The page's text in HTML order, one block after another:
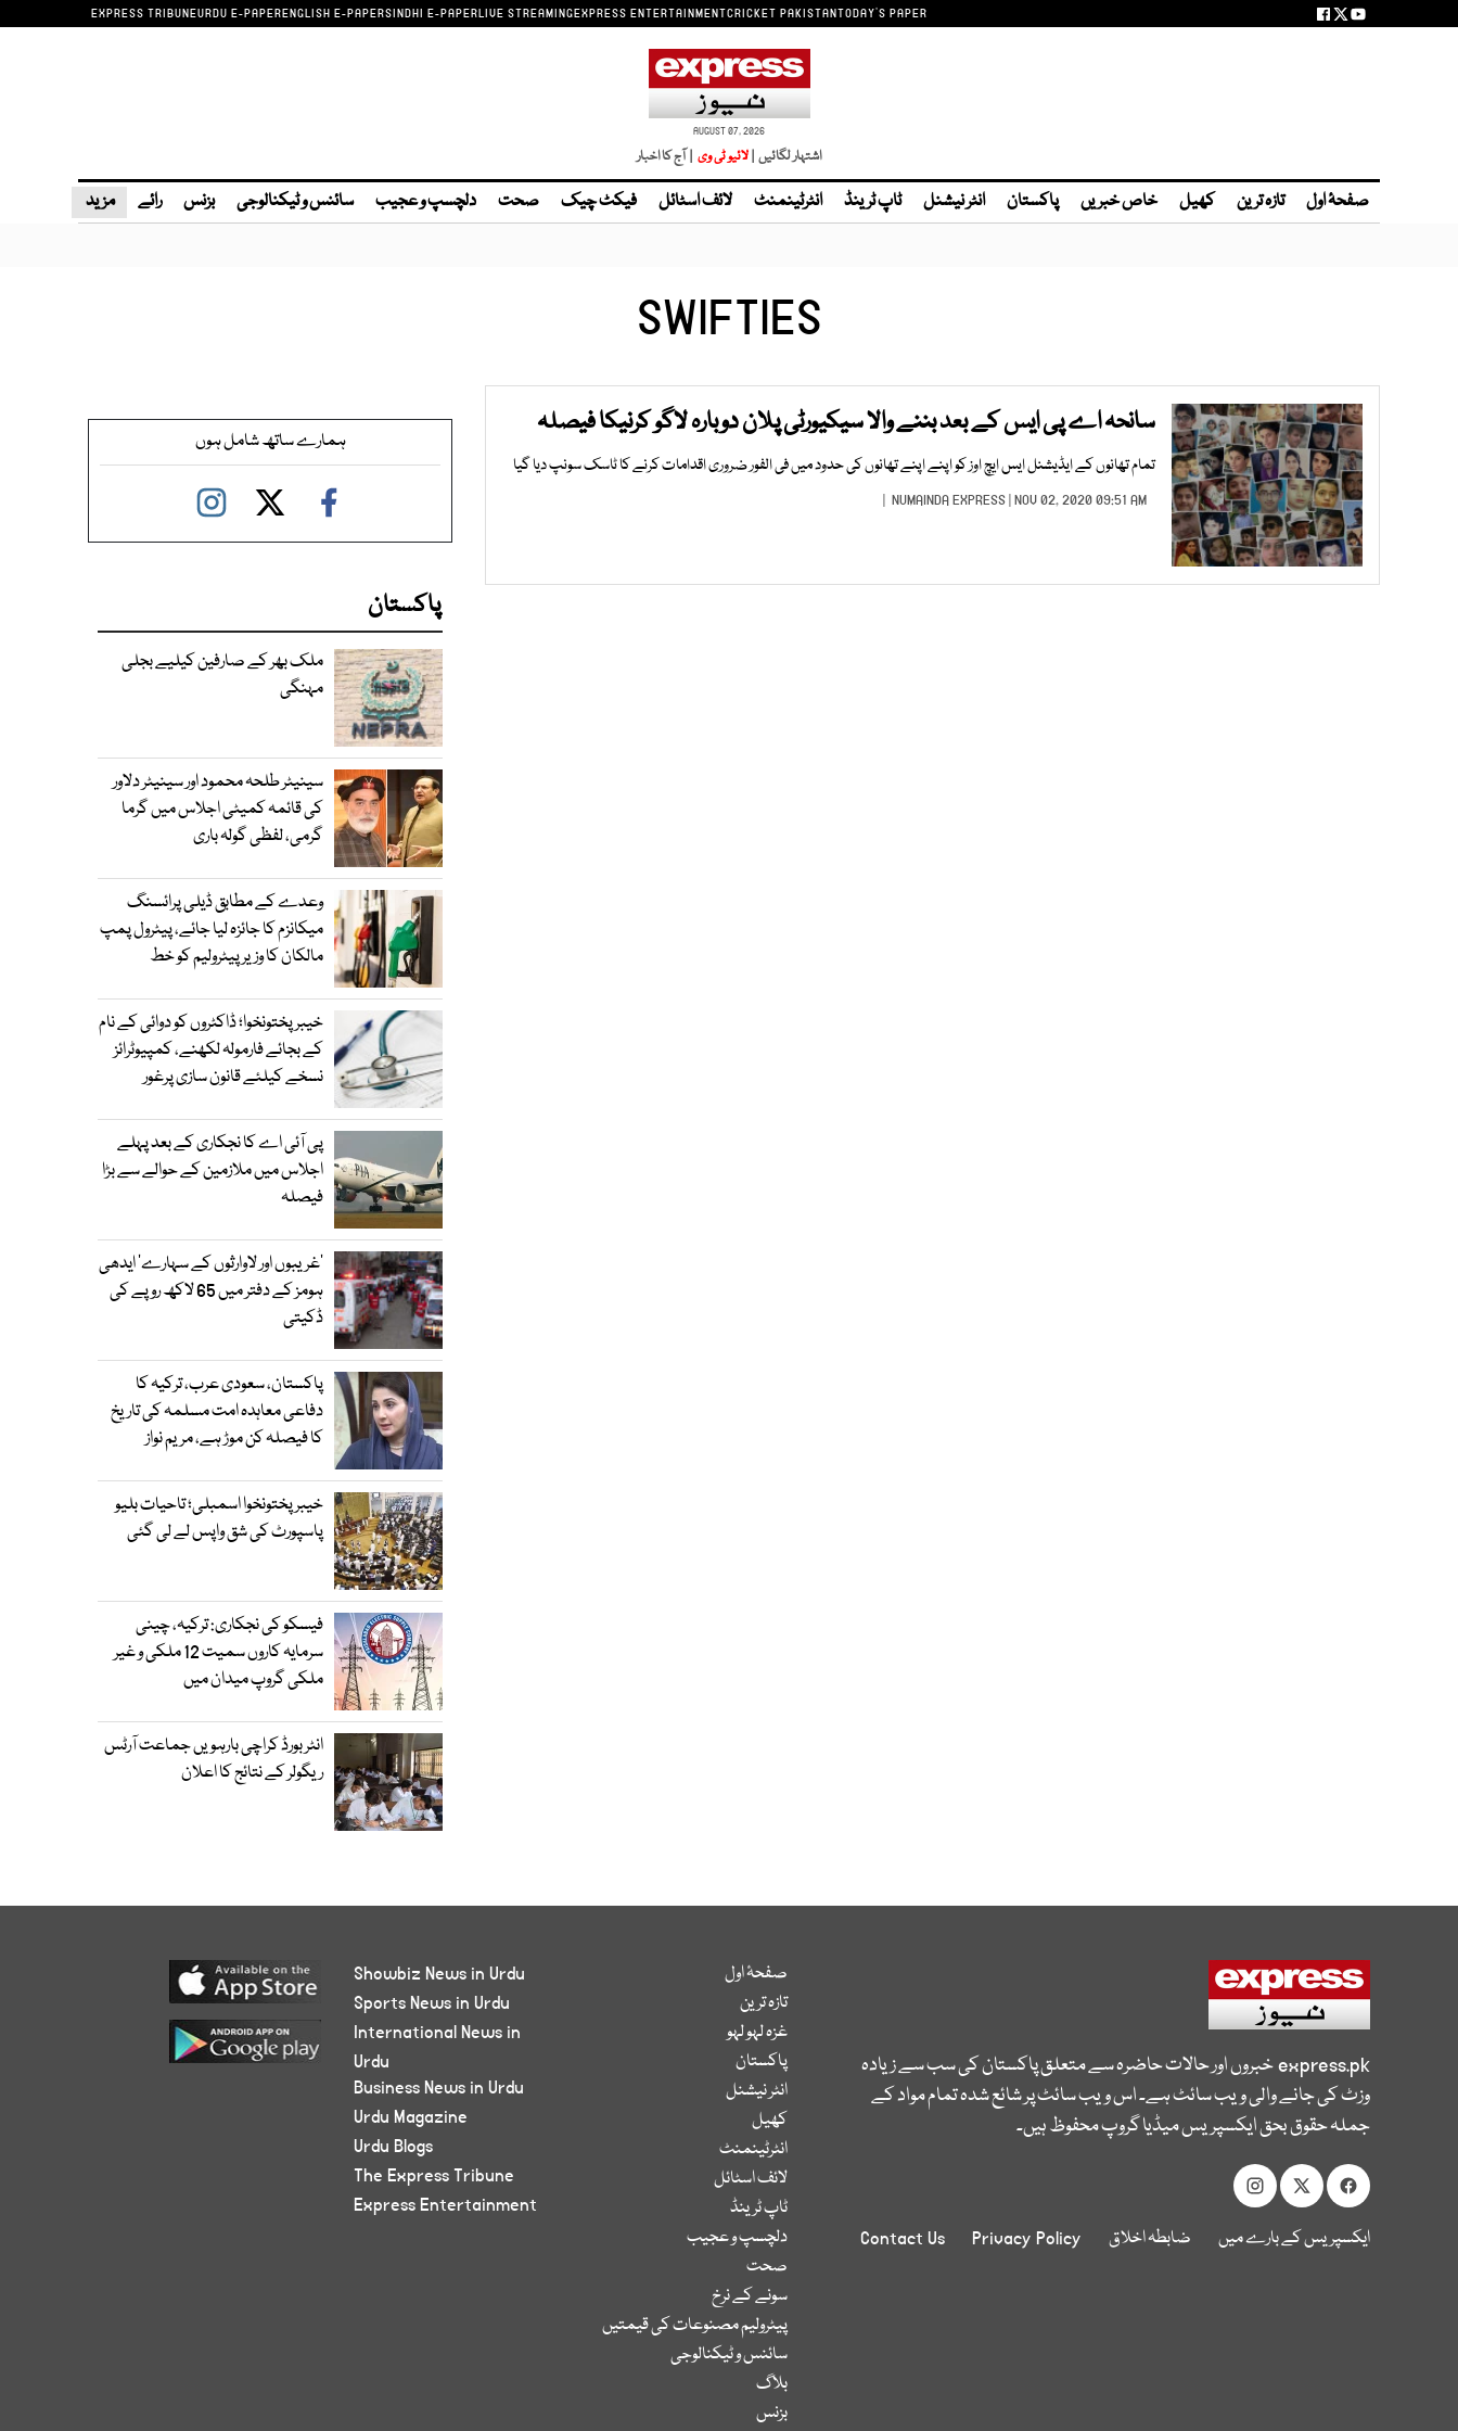
EXPRESS TRIBUNEURDU E-PAPERENGLISH E-PAPERSINDHI E-PAPERLIVE STREAMINGEXPRESS ENTERTAINMENTCRICKET PAKISTANTODAY'S PAPER
AUGUST 07, 2026
اشتہار لگائیں | | آج کا اخبار
صفحۂ اول تازہ ترین کھیل خاص خبریں پاکستان انٹر نیشنل ٹاپ ٹرینڈ انٹرٹینمنٹ لائف اسٹائل فیکٹ چیک صحت دلچسپ و عجیب سائنس و ٹیکنالوجی بزنس رائے مزید
SWIFTIES
سانحہ اے پی ایس کے بعد بننے والا سیکیورٹی پلان دوبارہ لاگو کرنیکا فیصلہ
تمام تھانوں کے ایڈیشنل ایس ایچ اوز کو اپنے اپنے تھانوں کی حدود میں فی الفور ضروری اقدامات کرنے کا ٹاسک سونپ دیا گیا
NUMAINDA EXPRESS| NOV 02, 2020 09:51 AM |
ہمارے ساتھ شامل ہوں
پاکستان
ملک بھر کے صارفین کیلیے بجلی
مہنگی
سینیٹر طلحہ محمود اور سینیٹر دلاور
کی قائمہ کمیٹی اجلاس میں گرما
گرمی، لفظی گولہ باری
وعدے کے مطابق ڈیلی پرائسنگ
میکانزم کا جائزہ لیا جائے، پیٹرول پمپ
مالکان کا وزیرپیٹرولیم کو خط
خیبرپختونخوا؛ ڈاکٹروں کو دوائی کے نام
کے بجائے فارمولہ لکھنے، کمپیوٹرائز
نسخے کیلئے قانون سازی پرغور
پی آئی اے کا نجکاری کے بعد پہلے
اجلاس میں ملازمین کے حوالے سے بڑا
فیصلہ
’غریبوں اور لاوارثوں کے سہارے‘ ایدھی
ہومز کے دفتر میں 65 لاکھ روپے کی
ڈکیتی
پاکستان، سعودی عرب، ترکیہ کا
دفاعی معاہدہ امت مسلمہ کی تاریخ
کا فیصلہ کن موڑ ہے، مریم نواز
خیبرپختونخوا اسمبلی؛ تاحیات بلیو
پاسپورٹ کی شق واپس لے لی گئی
فیسکو کی نجکاری: ترکیہ، چینی
سرمایہ کاروں سمیت 12 ملکی و غیر
ملکی گروپ میدان میں
انٹر بورڈ کراچی بارہویں جماعت آرٹس
ریگولر کے نتائج کا اعلان
express.pkخبروں اور حالات حاضرہ سے متعلق پاکستان کی سب سے زیادہ
وزٹ کی جانے والی ویب سائٹ ہے۔ اس ویب سائٹ پر شائع شدہ تمام مواد کے
جملہ حقوق بحق ایکسپریس میڈیا گروپ محفوظ ہیں۔
ایکسپریس کے بارے میں ضابطہ اخلاق Privacy Policy
Contact Us
صفحۂ اول
تازہ ترین
غزہ لہو لہو
پاکستان
انٹر نیشنل
کھیل
انٹرٹینمنٹ
لائف اسٹائل
ٹاپ ٹرینڈ
دلچسپ و عجیب
صحت
سونے کے نرخ
پیٹرولیم مصنوعات کی قیمتیں
سائنس و ٹیکنالوجی
بلاگ
بزنس
Showbiz News in Urdu
Sports News in Urdu
International News in
Urdu
Business News in Urdu
Urdu Magazine
Urdu Blogs
The Express Tribune
Express Entertainment